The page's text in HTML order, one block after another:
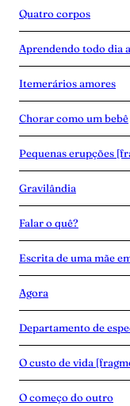
Quatro corpos
Aprendendo todo dia
Itemerários amores
Chorar como um bebê
Pequenas erupções
Gravilândia
Falar o quê?
Escrita de uma mãe
Agora
Departamento de
O custo de vida
O começo do outro